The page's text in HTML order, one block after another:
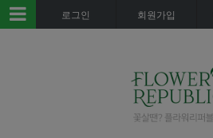
로그인 회원가입